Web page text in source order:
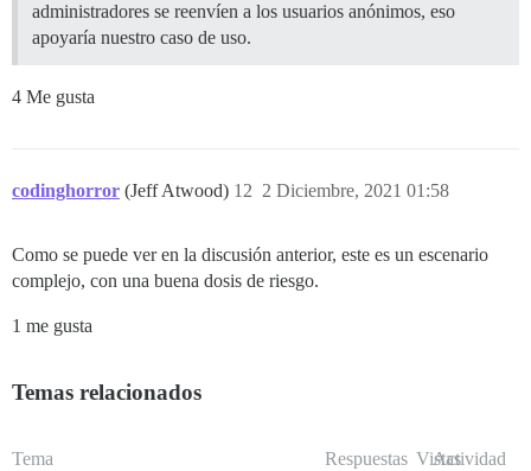
administradores se reenvíen a los usuarios anónimos, eso
apoyaría nuestro caso de uso.
4 Me gusta
codinghorror (Jeff Atwood) 2 Diciembre, 2021 01:58
12
Como se puede ver en la discusión anterior, este es un escenario
complejo, con una buena dosis de riesgo.
1 me gusta
Temas relacionados
Tema Respuestas Vistas
Actividad